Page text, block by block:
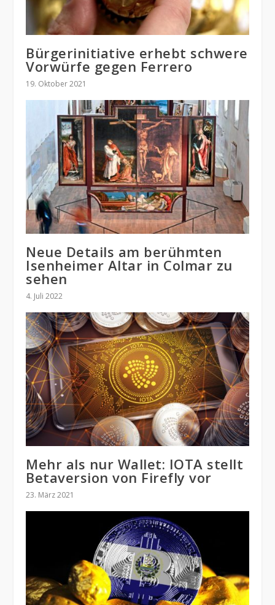
Bürgerinitiative erhebt schwere
Vorwürfe gegen Ferrero
19. Oktober 2021
Neue Details am berühmten
Isenheimer Altar in Colmar zu
sehen
4. Juli 2022
Mehr als nur Wallet: IOTA stellt
Betaversion von Firefly vor
23. März 2021